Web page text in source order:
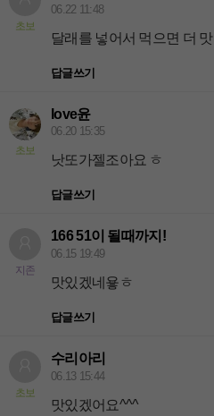
초보
06.22 11:48
달래를 넣어서 먹으면 더
답글쓰기
초보
love윤
06.20 15:35
낫또가젤조아요 ㅎ
답글쓰기
지존
166 51이 될때까지!
06.15 19:49
맛있겠네욯ㅎ
답글쓰기
초보
수리아리
06.13 15:44
맛있겠어요^^^